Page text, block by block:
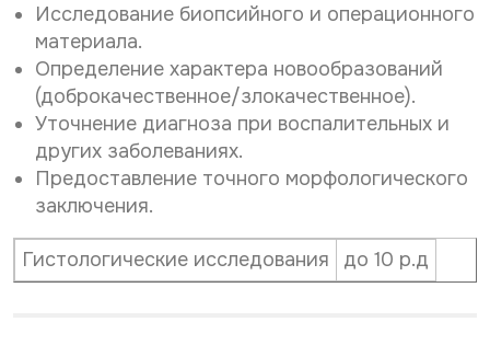
Исследование биопсийного и операционного
материала.
Определение характера новообразований
(доброкачественное/злокачественное).
Уточнение диагноза при воспалительных и
других заболеваниях.
Предоставление точного морфологического
заключения.
Гистологические исследования до 10 р.д